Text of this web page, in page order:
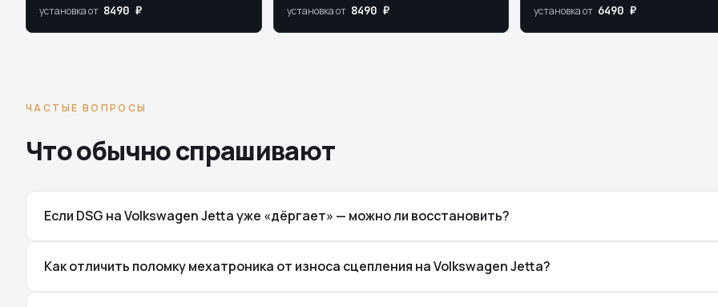
установка от 8490 ₽ установка от 8490 ₽ установка от 6490 ₽
ЧАСТЫЕ ВОПРОСЫ
Что обычно спрашивают
Если DSG на Volkswagen Jetta уже «дёргает» — можно ли восстановить?
Как отличить поломку мехатроника от износа сцепления на Volkswagen Jetta?